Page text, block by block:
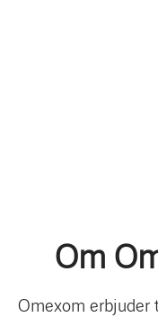
Om
Omexom erbjuder